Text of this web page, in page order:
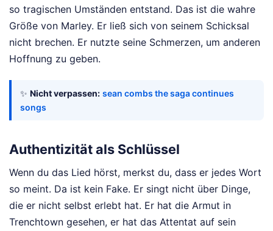
so tragischen Umständen entstand. Das ist die wahre
Größe von Marley. Er ließ sich von seinem Schicksal
nicht brechen. Er nutzte seine Schmerzen, um anderen
Hoffnung zu geben.
✨ Nicht verpassen: sean combs the saga continues
songs
Authentizität als Schlüssel
Wenn du das Lied hörst, merkst du, dass er jedes Wort
so meint. Da ist kein Fake. Er singt nicht über Dinge,
die er nicht selbst erlebt hat. Er hat die Armut in
Trenchtown gesehen, er hat das Attentat auf sein